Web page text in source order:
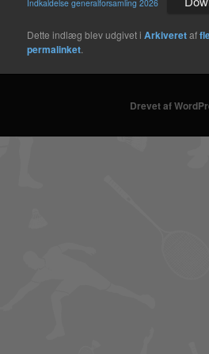
Indkaldelse generalforsamling 2026
Dette indlæg blev udgivet iArkiveretaf
permalinket.
Drevet af